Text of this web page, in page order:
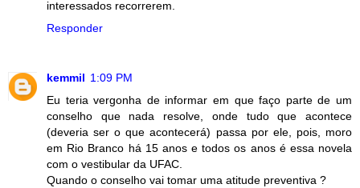
interessados recorrerem.
Responder
kemmil 1:09 PM
Eu teria vergonha de informar em que faço parte de um
conselho que nada resolve, onde tudo que acontece
(deveria ser o que acontecerá) passa por ele, pois, moro
em Rio Branco há 15 anos e todos os anos é essa novela
com o vestibular da UFAC.
Quando o conselho vai tomar uma atitude preventiva ?